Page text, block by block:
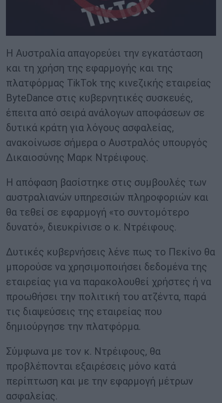
Η Αυστραλία απαγορεύει την εγκατάσταση
και τη χρήση της εφαρμογής και της
πλατφόρμας TikTok της κινεζικής εταιρείας
ByteDance στις κυβερνητικές συσκευές,
έπειτα από σειρά ανάλογων αποφάσεων σε
δυτικά κράτη για λόγους ασφαλείας,
ανακοίνωσε σήμερα ο Αυστραλός υπουργός
Δικαιοσύνης Μαρκ Ντρέιφους.
Η απόφαση βασίστηκε στις συμβουλές των
αυστραλιανών υπηρεσιών πληροφοριών και
θα τεθεί σε εφαρμογή «το συντομότερο
δυνατό», διευκρίνισε ο κ. Ντρέιφους.
Δυτικές κυβερνήσεις λένε πως το Πεκίνο θα
μπορούσε να χρησιμοποιήσει δεδομένα της
εταιρείας για να παρακολουθεί χρήστες ή να
προωθήσει την πολιτική του ατζέντα, παρά
τις διαψεύσεις της εταιρείας που
δημιούργησε την πλατφόρμα.
Σύμφωνα με τον κ. Ντρέιφους, θα
προβλέπονται εξαιρέσεις μόνο κατά
περίπτωση και με την εφαρμογή μέτρων
ασφαλείας.